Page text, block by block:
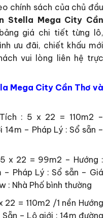
chính sách của chủ đầu
Stella Mega City Cần
giá chi tiết từng lô,
ưu đãi, chiết khấu mới
vui lòng liên hệ trực
Mega City Cần Thơ và
: 5 x 22 = 110m2 –
– Pháp Lý : Sổ sẵn –
x 22 = 99m2 – Hướng :
Pháp Lý : Sổ sẵn – Giá
: Nhà Phố bình thường
22 = 110m2 /1 nền Hướng
– Lộ giới : 14m đường